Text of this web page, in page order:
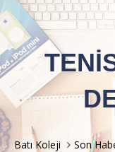
Batı Koleji Son